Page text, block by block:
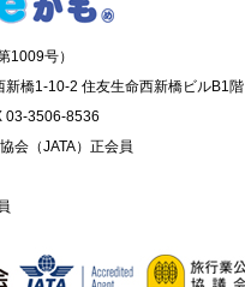
1009号）
橋1-10-2 住友生命西新橋ビルB1階
3506-8536
会（JATA）正会員